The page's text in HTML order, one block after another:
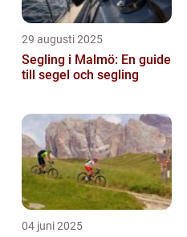
29 augusti 2025
Segling i Malmö: En guide
till segel och segling
04 juni 2025